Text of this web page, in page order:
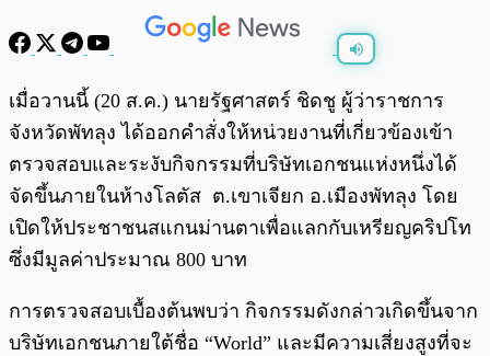
พร้อมเล่น
เมื่อวานนี้ (20 ส.ค.) นายรัฐศาสตร์ ชิดชู ผู้ว่าราชการ
จังหวัดพัทลุง ได้ออกคำสั่งให้หน่วยงานที่เกี่ยวข้องเข้า
ตรวจสอบและระงับกิจกรรมที่บริษัทเอกชนแห่งหนึ่งได้
จัดขึ้นภายในห้างโลตัส ต.เขาเจียก อ.เมืองพัทลุง โดย
เปิดให้ประชาชนสแกนม่านตาเพื่อแลกกับเหรียญคริปโท
ซึ่งมีมูลค่าประมาณ 800 บาท
การตรวจสอบเบื้องต้นพบว่า กิจกรรมดังกล่าวเกิดขึ้นจาก
บริษัทเอกชนภายใต้ชื่อ “World” และมีความเสี่ยงสูงที่จะ